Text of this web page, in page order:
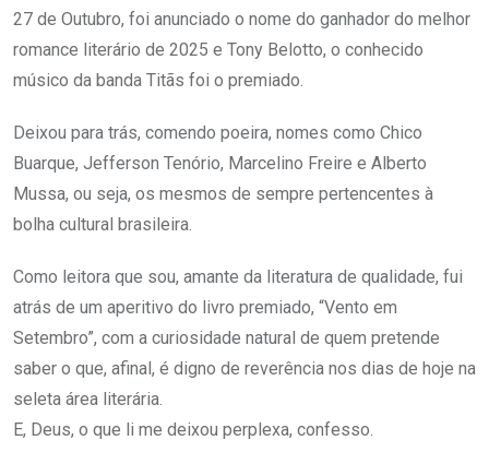
27 de Outubro, foi anunciado o nome do ganhador do melhor
romance literário de 2025 e Tony Belotto, o conhecido
músico da banda Titãs foi o premiado.
Deixou para trás, comendo poeira, nomes como Chico
Buarque, Jefferson Tenório, Marcelino Freire e Alberto
Mussa, ou seja, os mesmos de sempre pertencentes à
bolha cultural brasileira.
Como leitora que sou, amante da literatura de qualidade, fui
atrás de um aperitivo do livro premiado, “Vento em
Setembro”, com a curiosidade natural de quem pretende
saber o que, afinal, é digno de reverência nos dias de hoje na
seleta área literária.
E, Deus, o que li me deixou perplexa, confesso.